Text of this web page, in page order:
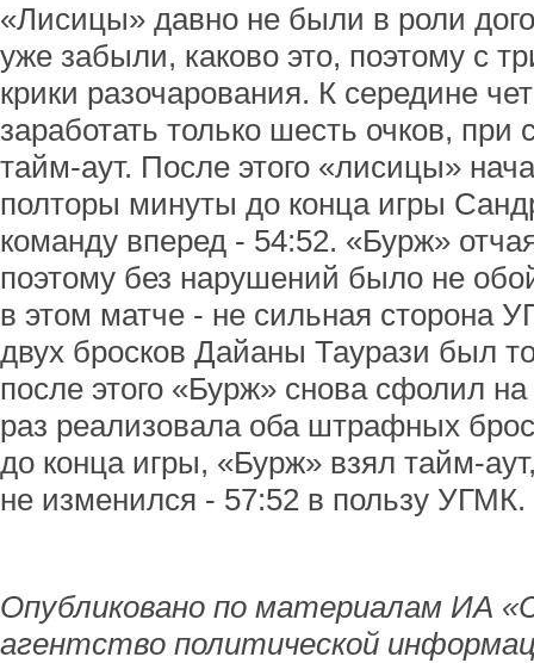
«Лисицы» давно не были в роли
уже забыли, каково это, поэтому с
крики разочарования. К середине
заработать только шесть очков, при
тайм-аут. После этого «лисицы»
полторы минуты до конца игры
команду вперед - 54:52. «Бурж»
поэтому без нарушений было не
в этом матче - не сильная сторона
двух бросков Дайаны Таурази был
после этого «Бурж» снова сфолил на
раз реализовала оба штрафных
до конца игры, «Бурж» взял тайм-
не изменился - 57:52 в пользу УГМК.
Опубликовано по материалам ИА
агентство политической